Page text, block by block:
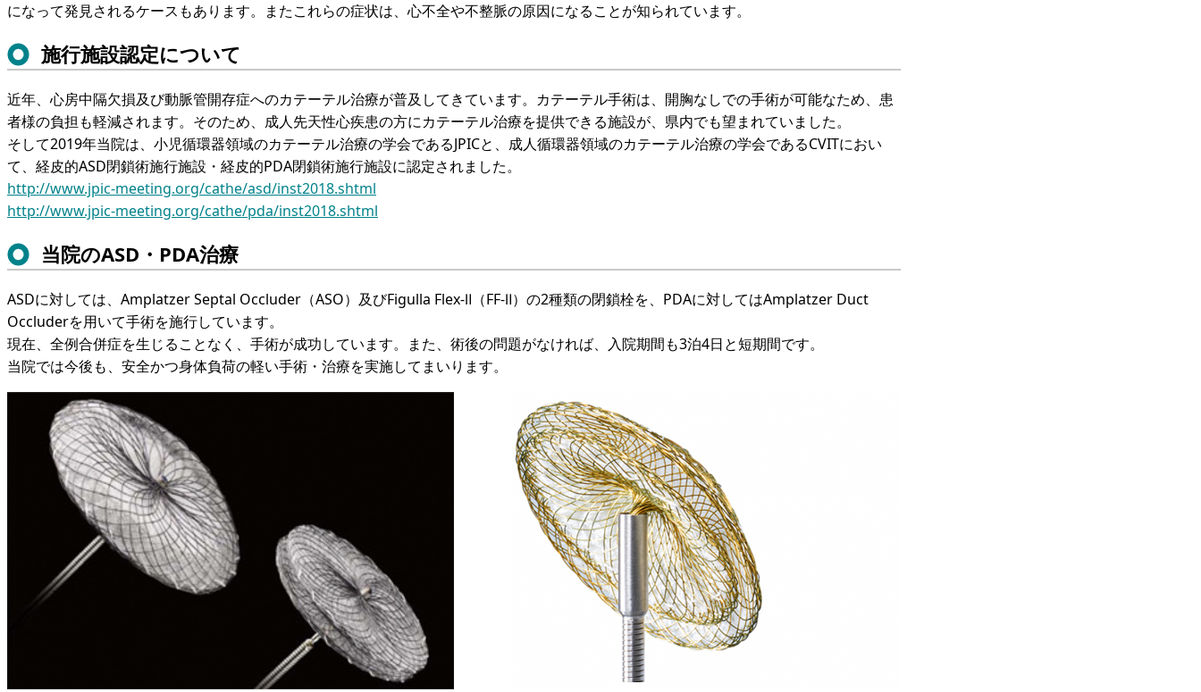
になって発見されるケースもあります。またこれらの症状は、心不全や不整脈の原因になることが知られています。
施行施設認定について
近年、心房中隔欠損及び動脈管開存症へのカテーテル治療が普及してきています。カテーテル手術は、開胸なしでの手術が可能なため、患
者様の負担も軽減されます。そのため、成人先天性心疾患の方にカテーテル治療を提供できる施設が、県内でも望まれていました。
そして2019年当院は、小児循環器領域のカテーテル治療の学会であるJPICと、成人循環器領域のカテーテル治療の学会であるCVITにおい
て、経皮的ASD閉鎖術施行施設・経皮的PDA閉鎖術施行施設に認定されました。
http://www.jpic-meeting.org/cathe/asd/inst2018.shtml
http://www.jpic-meeting.org/cathe/pda/inst2018.shtml
当院のASD・PDA治療
ASDに対しては、Amplatzer Septal Occluder（ASO）及びFigulla Flex-Ⅱ（FF-Ⅱ）の2種類の閉鎖栓を、PDAに対してはAmplatzer Duct
Occluderを用いて手術を施行しています。
現在、全例合併症を生じることなく、手術が成功しています。また、術後の問題がなければ、入院期間も3泊4日と短期間です。
当院では今後も、安全かつ身体負荷の軽い手術・治療を実施してまいります。